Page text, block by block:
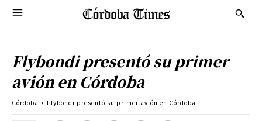
Flybondi presentó su primer
avión en Córdoba
Córdoba Flybondi presentó su primer avión en Córdoba